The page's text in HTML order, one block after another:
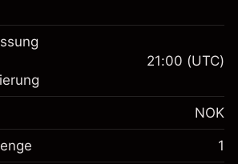
NOK 1,000.00
der
%
Investition
21:00 (UTC)
NOK
1